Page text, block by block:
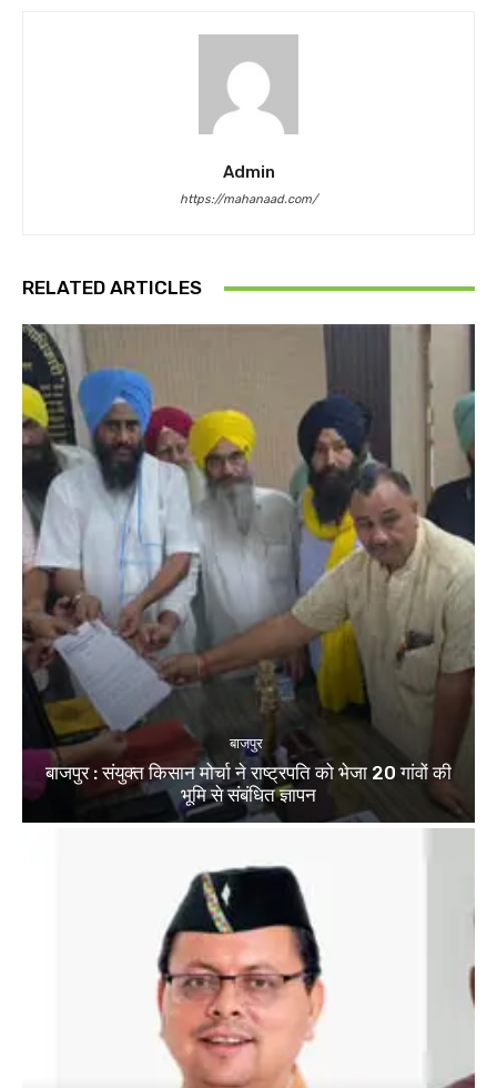
Admin
https://mahanaad.com/
RELATED ARTICLES
बाजपुर
बाजपुर : संयुक्त किसान मोर्चा ने राष्ट्रपति को भेजा 20 गांवों की
भूमि से संबंधित ज्ञापन